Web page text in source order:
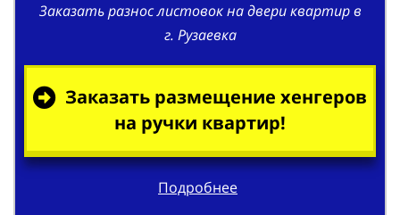
Заказать разнос листовок на двери квартир в
г. Рузаевка
Заказать размещение хенгеров
на ручки квартир!
Подробнее